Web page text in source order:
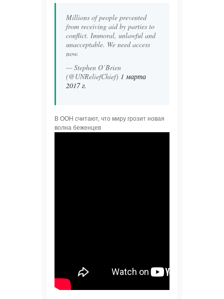
Millions of people prevented
from receiving aid by parties to
conflict. Immoral, unlawful and
unacceptable. We need access
now.
— Stephen O’Brien
(@UNReliefChief) 1 марта
2017 г.
В ООН считают, что миру грозит новая
волна беженцев